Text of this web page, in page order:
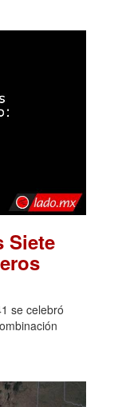
Siete
se celebró